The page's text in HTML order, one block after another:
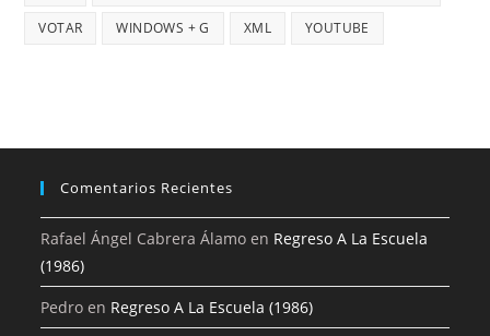
VOTAR WINDOWS + G XML YOUTUBE
Comentarios Recientes
Rafael Ángel Cabrera Álamo en Regreso A La Escuela
(1986)
Pedro en Regreso A La Escuela (1986)